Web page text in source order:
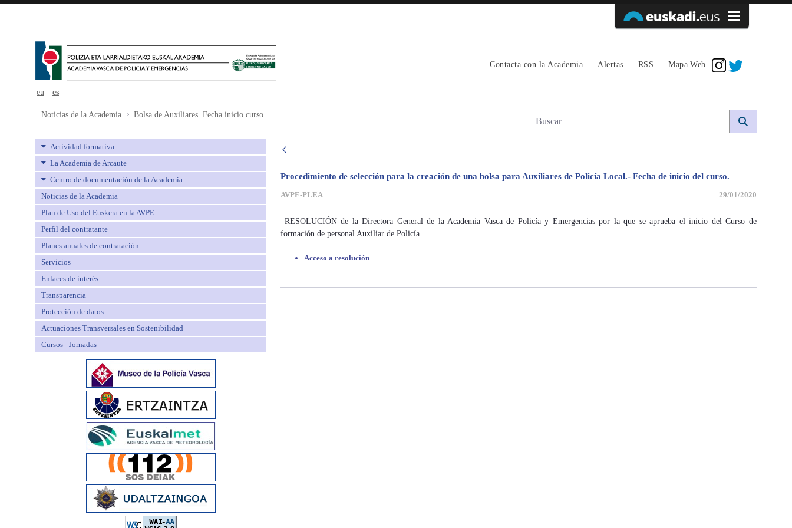
eu es
Contacta con la Academia Alertas RSS Mapa Web
Bolsa de Auxiliares. Fecha inicio curso - avpe
Noticias de la Academia Bolsa de Auxiliares. Fecha inicio curso Búsqueda web
Actividad formativa
La Academia de Arcaute
Centro de documentación de la Academia
Noticias de la Academia
Plan de Uso del Euskera en la AVPE
Perfil del contratante
Planes anuales de contratación
Servicios
Enlaces de interés
Transparencia
Protección de datos
Actuaciones Transversales en Sostenibilidad
Cursos - Jornadas
Procedimiento de selección para la creación de una bolsa para Auxiliares de Policía Local.- Fecha de inicio del curso.
AVPE-PLEA 29/01/2020
RESOLUCIÓN de la Directora General de la Academia Vasca de Policía y Emergencias por la que se aprueba el inicio del Curso de
formación de personal Auxiliar de Policía.
Acceso a resolución